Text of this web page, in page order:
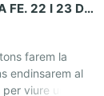
TRITONS: SORTIDA A SANTA FE. 22 I 23 DE NOVEMBRE
farem la
endinsarem al
viure un cap